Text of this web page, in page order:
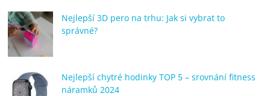
Nejlepší 3D pero na trhu: Jak si vybrat to
správné?
Nejlepší chytré hodinky TOP 5 – srovnání fitness
náramků 2024